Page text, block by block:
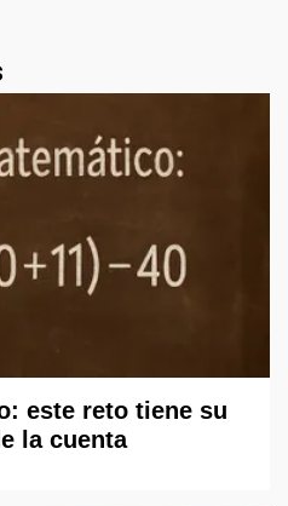
este reto tiene su
la cuenta